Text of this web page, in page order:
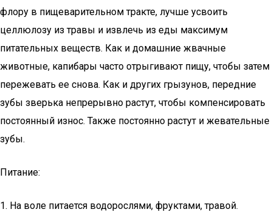
флору в пищеварительном тракте, лучше усвоить
целлюлозу из травы и извлечь из еды максимум
питательных веществ. Как и домашние жвачные
животные, капибары часто отрыгивают пищу, чтобы затем
пережевать ее снова. Как и других грызунов, передние
зубы зверька непрерывно растут, чтобы компенсировать
постоянный износ. Также постоянно растут и жевательные
зубы.
Питание:
1. На воле питается водорослями, фруктами, травой.